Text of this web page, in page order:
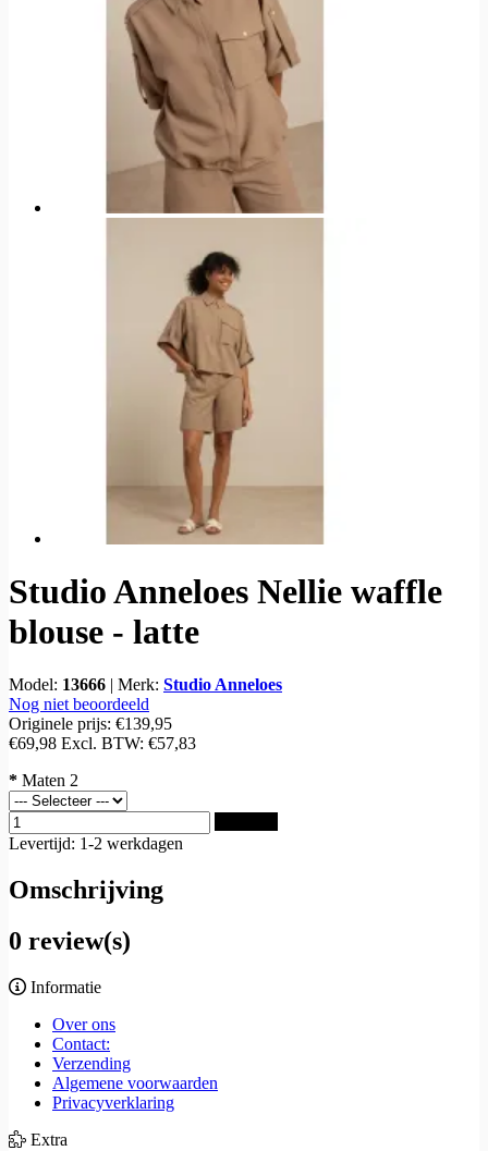
Studio Anneloes Nellie waffle
blouse - latte
Model: 13666 | Merk: Studio Anneloes
Nog niet beoordeeld
Originele prijs: €139,95
€69,98 Excl. BTW: €57,83
* Maten 2
Levertijd: 1-2 werkdagen
Omschrijving
0 review(s)
Informatie
Over ons
Contact:
Verzending
Algemene voorwaarden
Privacyverklaring
Extra